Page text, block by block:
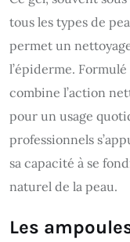
tous les types de
permet un
l’épiderme.
combine l’action
pour un usage
professionnels
sa capacité à se
naturel de la peau.
Les